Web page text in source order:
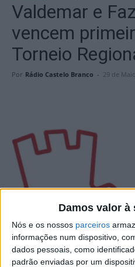
Damos valor à
Nós e os nossos parceiros
informações num dispositivo,
dados pessoais, como
padrão enviadas por um
Valdemar e
vencem
Torneio
Por Rádio Castelo Branco - 29 de